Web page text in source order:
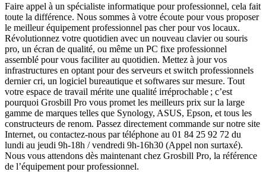
Faire appel à un spécialiste informatique pour professionnel, cela fait
toute la différence. Nous sommes à votre écoute pour vous proposer
le meilleur équipement professionnel pas cher pour vos locaux.
Révolutionnez votre quotidien avec un nouveau clavier ou souris
pro, un écran de qualité, ou même un PC fixe professionnel
assemblé pour vous faciliter au quotidien. Mettez à jour vos
infrastructures en optant pour des serveurs et switch professionnels
dernier cri, un logiciel bureautique et softwares sur mesure. Tout
votre espace de travail mérite une qualité irréprochable ; c’est
pourquoi Grosbill Pro vous promet les meilleurs prix sur la large
gamme de marques telles que Synology, ASUS, Epson, et tous les
constructeurs de renom. Passez directement commande sur notre site
Internet, ou contactez-nous par téléphone au 01 84 25 92 72 du
lundi au jeudi 9h-18h / vendredi 9h-16h30 (Appel non surtaxé).
Nous vous attendons dès maintenant chez Grosbill Pro, la référence
de l’équipement pour professionnel.